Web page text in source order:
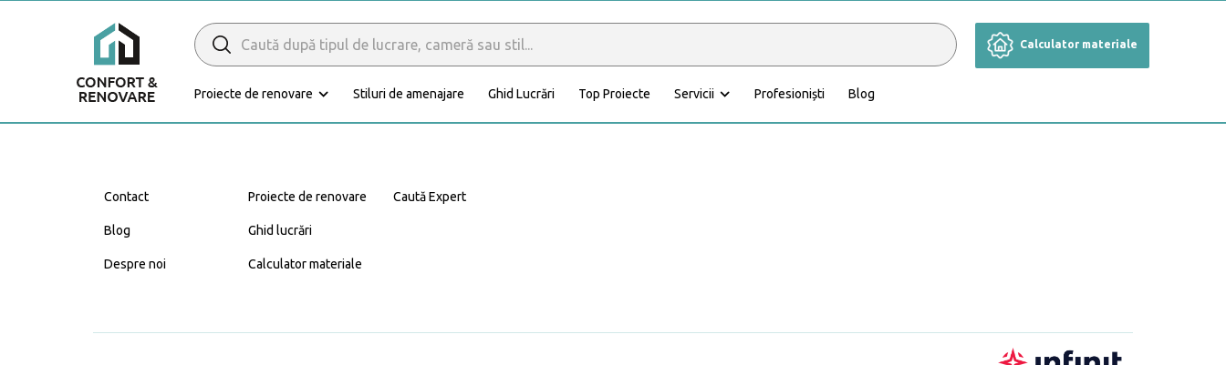
Search
for:
Proiecte de renovare Stiluri de amenajare Ghid Lucrări Top Proiecte Servicii Profesioniști Blog
Calculator materiale
Contact
Blog
Despre noi
Proiecte de renovare
Ghid lucrări
Calculator materiale
Caută Expert